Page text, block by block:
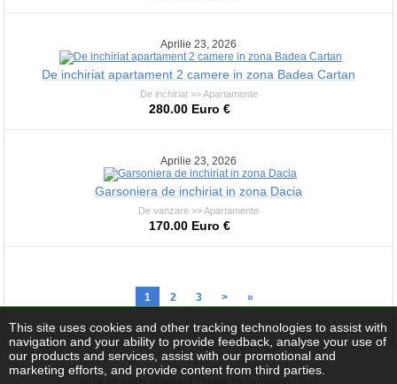
Aprilie 23, 2026
De inchiriat apartament 2 camere in zona Badea Cartan
De inchiriat >> Apartamente
280.00 Euro €
Aprilie 23, 2026
Garsoniera de inchiriat in zona Dacia
De vanzare >> Apartamente
170.00 Euro €
1 2 3 > »
This site uses cookies and other tracking technologies to assist with
navigation and your ability to provide feedback, analyse your use of
our products and services, assist with our promotional and
marketing efforts, and provide content from third parties.